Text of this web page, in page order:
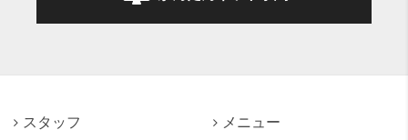
スタッフ メニュー